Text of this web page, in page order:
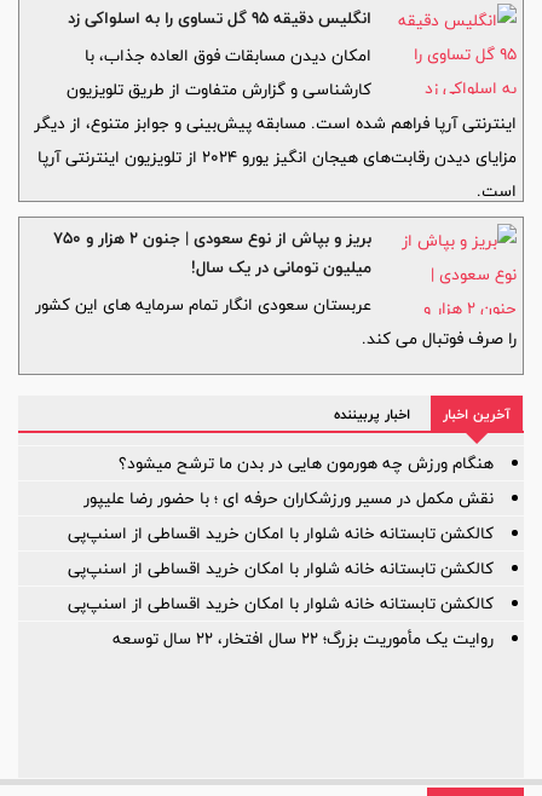
انگلیس دقیقه ۹۵ گل تساوی را به اسلواکی زد
امکان دیدن مسابقات فوق العاده جذاب، با
کارشناسی و گزارش متفاوت از طریق تلویزیون
اینترنتی آرپا فراهم شده است. مسابقه پیش‌بینی و جوابز متنوع، از دیگر
مزایای دیدن رقابت‌های هیجان انگیز یورو ۲۰۲۴ از تلویزیون اینترنتی آرپا
است.
بریز و بپاش از نوع سعودی | جنون 2 هزار و 750
میلیون تومانی در یک سال!
عربستان سعودی انگار تمام سرمایه های این کشور
را صرف فوتبال می کند.
آخرین اخبار اخبار پربیننده
هنگام ورزش چه هورمون هایی در بدن ما ترشح میشود؟
نقش مکمل در مسیر ورزشکاران حرفه ای ؛ با حضور رضا علیپور
کالکشن تابستانه خانه شلوار با امکان خرید اقساطی از اسنپ‌پی
کالکشن تابستانه خانه شلوار با امکان خرید اقساطی از اسنپ‌پی
کالکشن تابستانه خانه شلوار با امکان خرید اقساطی از اسنپ‌پی
روایت یک مأموریت بزرگ؛ ۲۲ سال افتخار، ۲۲ سال توسعه